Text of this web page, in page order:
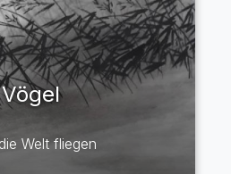
Vögel
Welt fliegen